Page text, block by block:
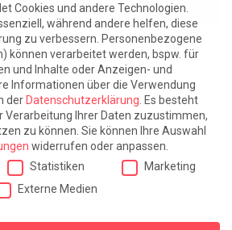
von Shutterstock: nikitabuida
(Liegestuhl mit Schirm), Vladimir
Der Sinn des Lebens
#10 – Badefreuden
Cookies und andere Technologien.
während andere helfen, diese
zu verbessern. Personenbezogene
können verarbeitet werden, bspw. für
und Inhalte oder Anzeigen- und
Informationen über die Verwendung
der Datenschutzerklärung Es besteht
Verarbeitung Ihrer Daten zuzustimmen,
zu können. Sie können Ihre Auswahl
widerrufen oder anpassen.
Statistiken
Marketing
Externe Medien